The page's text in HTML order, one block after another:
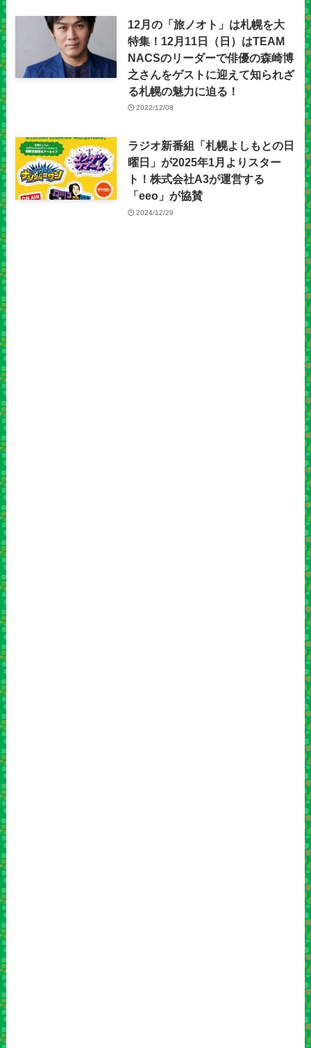
12月の「旅ノオト」は札幌を大
特集！12月11日（日）はTEAM
NACSのリーダーで俳優の森崎博
之さんをゲストに迎えて知られざ
る札幌の魅力に迫る！
2022/12/08
ラジオ新番組「札幌よしもとの日
曜日」が2025年1月よりスター
ト！株式会社A3が運営する
「eeo」が協賛
2024/12/29